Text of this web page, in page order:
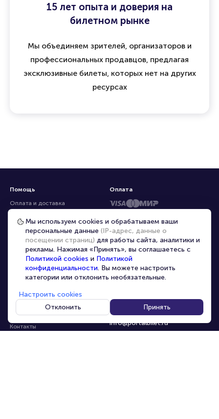
15 лет опыта и доверия на
билетном рынке
Мы объединяем зрителей, организаторов и
профессиональных продавцов, предлагая
эксклюзивные билеты, которых нет на других
ресурсах
Помощь
Оплата и доставка
Частые вопросы
Перепродажа билетов
Организаторам
Корпоративным клиентам
VIP-билеты
Персональные данные
О компании
Контакты
8-800-500-42-62
8-499-226-15-14
info@portalbilet.ru
С 10:00 до 21:00,
Оплата
Мы используем cookies и обрабатываем ваши
персональные данные (IP-адрес, данные о
посещении страниц) для работы сайта, аналитики и
рекламы. Нажимая «Принять», вы соглашаетесь с
Политикой cookies и Политикой
конфиденциальности. Вы можете настроить
категории или отклонить необязательные.
Настроить cookies
Отклонить
Принять